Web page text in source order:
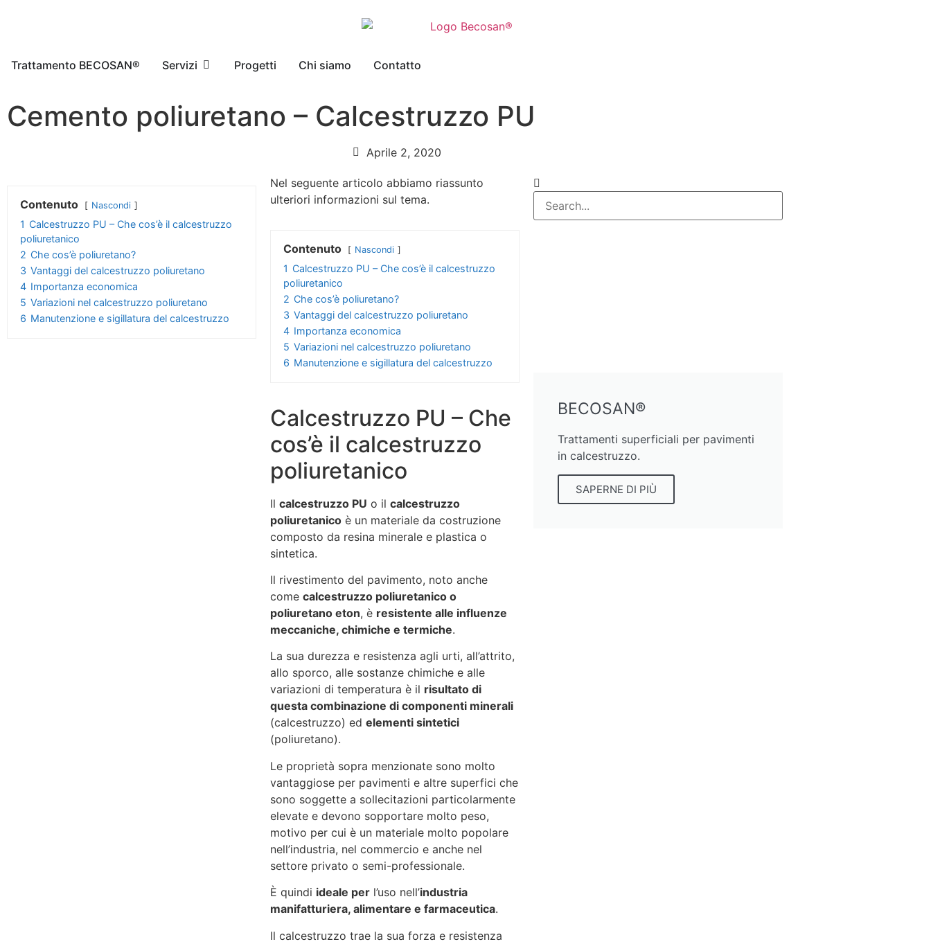
Trattamento BECOSAN® Servizi Progetti Chi siamo Contatto
Cemento poliuretano – Calcestruzzo PU
Aprile 2, 2020
Contenuto Nascondi
1 Calcestruzzo PU – Che cos’è il calcestruzzo
poliuretanico
2 Che cos’è poliuretano?
3 Vantaggi del calcestruzzo poliuretano
4 Importanza economica
5 Variazioni nel calcestruzzo poliuretano
6 Manutenzione e sigillatura del calcestruzzo
Nel seguente articolo abbiamo riassunto
ulteriori informazioni sul tema.
Contenuto Nascondi
1 Calcestruzzo PU – Che cos’è il calcestruzzo
poliuretanico
2 Che cos’è poliuretano?
3 Vantaggi del calcestruzzo poliuretano
4 Importanza economica
5 Variazioni nel calcestruzzo poliuretano
6 Manutenzione e sigillatura del calcestruzzo
Calcestruzzo PU – Che
cos’è il calcestruzzo
poliuretanico
Il calcestruzzo PU o il calcestruzzo
poliuretanicoè un materiale da costruzione
composto da resina minerale e plastica o
sintetica.
Il rivestimento del pavimento, noto anche
come calcestruzzo poliuretanico o
poliuretano eton, è resistente alle influenze
meccaniche, chimiche e termiche.
La sua durezza e resistenza agli urti, all’attrito,
allo sporco, alle sostanze chimiche e alle
variazioni di temperatura è il risultato di
questa combinazione di componenti minerali
(calcestruzzo) ed elementi sintetici
(poliuretano).
Le proprietà sopra menzionate sono molto
vantaggiose per pavimenti e altre superfici che
sono soggette a sollecitazioni particolarmente
elevate e devono sopportare molto peso,
motivo per cui è un materiale molto popolare
nell’industria, nel commercio e anche nel
settore privato o semi-professionale.
È quindi ideale perl’uso nell’industria
manifatturiera, alimentare e farmaceutica.
Il calcestruzzo trae la sua forza e resistenza
BECOSAN®
Trattamenti superficiali per pavimenti
in calcestruzzo.
SAPERNE DI PIÙ